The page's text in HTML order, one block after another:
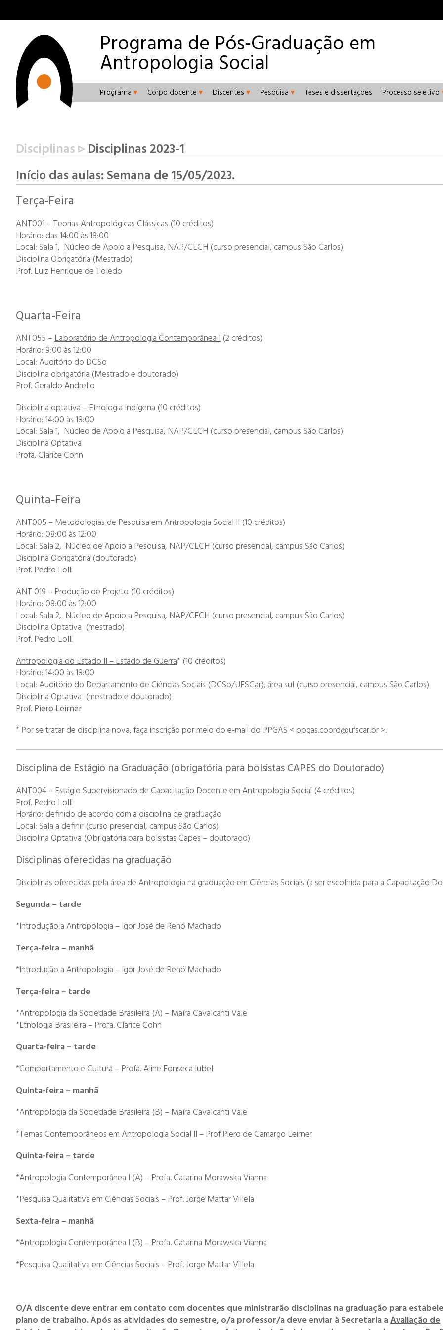
Programa de Pós-Graduação em
Antropologia Social
Programa Corpo docente Discentes Pesquisa Teses e dissertações Processo seletivo
Disciplinas ▹Disciplinas 2023-1
Início das aulas: Semana de 15/05/2023.
Terça-Feira
ANT001 –Teorias Antropológicas Clássicas (10 créditos)
Horário: das 14:00 às 18:00
Local: Sala 1, Núcleo de Apoio a Pesquisa, NAP/CECH (curso presencial, campus São Carlos)
Disciplina Obrigatória (Mestrado)
Prof. Luiz Henrique de Toledo
Quarta-Feira
ANT055 –Laboratório de Antropologia Contemporânea I (2 créditos)
Horário: 9:00 às 12:00
Local: Auditório do DCSo
Disciplina obrigatória (Mestrado e doutorado)
Prof. Geraldo Andrello
Disciplina optativa –Etnologia Indígena (10 créditos)
Horário: 14:00 às 18:00
Local: Sala 1, Núcleo de Apoio a Pesquisa, NAP/CECH (curso presencial, campus São Carlos)
Disciplina Optativa
Profa. Clarice Cohn
Quinta-Feira
ANT005 – Metodologias de Pesquisa em Antropologia Social II (10 créditos)
Horário: 08:00 às 12:00
Local: Sala 2, Núcleo de Apoio a Pesquisa, NAP/CECH (curso presencial, campus São Carlos)
Disciplina Obrigatória (doutorado)
Prof. Pedro Lolli
ANT 019 – Produção de Projeto (10 créditos)
Horário: 08:00 às 12:00
Local: Sala 2, Núcleo de Apoio a Pesquisa, NAP/CECH (curso presencial, campus São Carlos)
Disciplina Optativa (mestrado)
Prof. Pedro Lolli
Antropologia do Estado II – Estado de Guerra* (10 créditos)
Horário: 14:00 às 18:00
Local: Auditório do Departamento de Ciências Sociais (DCSo/UFSCar), área sul (curso presencial, campus São Carlos)
Disciplina Optativa (mestrado e doutorado)
Prof.Piero Leirner
* Por se tratar de disciplina nova, faça inscrição por meio do e-mail do PPGAS < ppgas.coord@ufscar.br >.
Disciplina de Estágio na Graduação (obrigatória para bolsistas CAPES do Doutorado)
ANT004 – Estágio Supervisionado de Capacitação Docente em Antropologia Social (4 créditos)
Prof. Pedro Lolli
Horário: definido de acordo com a disciplina de graduação
Local: Sala a definir (curso presencial, campus São Carlos)
Disciplina Optativa (Obrigatória para bolsistas Capes – doutorado)
Disciplinas oferecidas na graduação
Disciplinas oferecidas pela área de Antropologia na graduação em Ciências Sociais (a ser escolhida para a Capacitação
Segunda – tarde
*Introdução a Antropologia – Igor José de Renó Machado
Terça-feira – manhã
*Introdução a Antropologia – Igor José de Renó Machado
Terça-feira – tarde
*Antropologia da Sociedade Brasileira (A) – Maíra Cavalcanti Vale
*Etnologia Brasileira – Profa. Clarice Cohn
Quarta-feira – tarde
*Comportamento e Cultura – Profa. Aline Fonseca Iubel
Quinta-feira – manhã
*Antropologia da Sociedade Brasileira (B) – Maíra Cavalcanti Vale
*Temas Contemporâneos em Antropologia Social II – Prof Piero de Camargo Leirner
Quinta-feira – tarde
*Antropologia Contemporânea I (A) – Profa. Catarina Morawska Vianna
*Pesquisa Qualitativa em Ciências Sociais – Prof. Jorge Mattar Villela
Sexta-feira – manhã
*Antropologia Contemporânea I (B) – Profa. Catarina Morawska Vianna
*Pesquisa Qualitativa em Ciências Sociais – Prof. Jorge Mattar Villela
O/A discente deve entrar em contato com docentes que ministrarão disciplinas na graduação para
plano de trabalho. Após as atividades do semestre, o/a professor/a deve enviar à Secretaria aAvaliação de